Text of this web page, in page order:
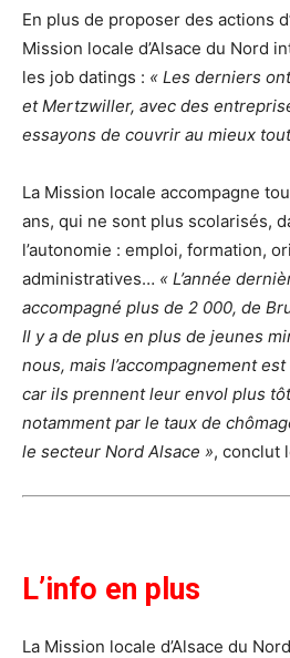
En plus de proposer des actions
Mission locale d’Alsace du Nord
les job datings : « Les derniers
et Mertzwiller, avec des
essayons de couvrir au mieux
La Mission locale accompagne
ans, qui ne sont plus scolarisés,
l’autonomie : emploi, formation,
administratives… « L’année
accompagné plus de 2 000, de
Il y a de plus en plus de jeunes
nous, mais l’accompagnement
car ils prennent leur envol plus
notamment par le taux de
le secteur Nord Alsace », conclut
L’info en plus
La Mission locale d’Alsace du